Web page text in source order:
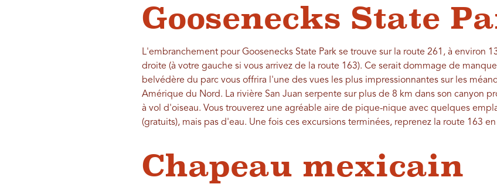
Goosenecks State
L'embranchement pour Goosenecks State Park se trouve sur la route 261, à environ
droite (à votre gauche si vous arrivez de la route 163). Ce serait dommage de
belvédère du parc vous offrira l'une des vues les plus impressionnantes sur les
Amérique du Nord. La rivière San Juan serpente sur plus de 8 km dans son canyon
à vol d'oiseau. Vous trouverez une agréable aire de pique-nique avec quelques
(gratuits), mais pas d'eau. Une fois ces excursions terminées, reprenez la route 163
Chapeau mexicain